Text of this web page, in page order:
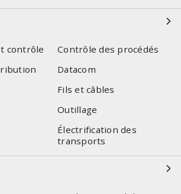
contrôle
Contrôle des procédés
Datacom
Fils et câbles
Outillage
Électrification des
transports